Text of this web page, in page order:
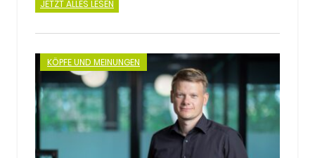
JETZT ALLES LESEN
KÖPFE UND MEINUNGEN